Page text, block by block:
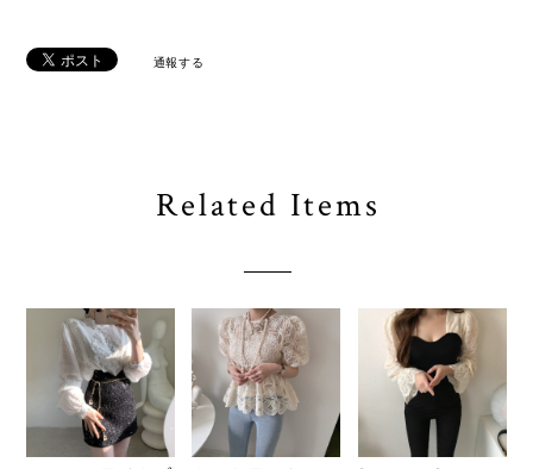
通報する
Related Items